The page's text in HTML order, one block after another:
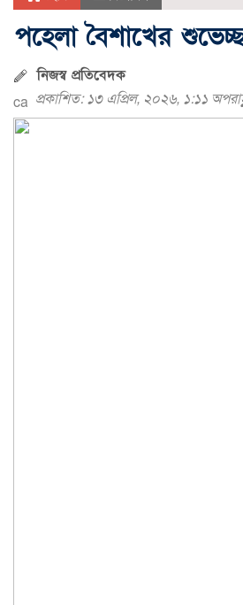
পহেলা বৈশাখের
নিজস্ব প্রতিবেদক
প্রকাশিত: ১৩ এপ্রিল, ২০২৬, ১:১১